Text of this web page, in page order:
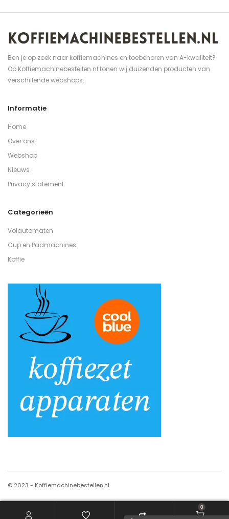
Ben je op zoek naar koffiemachines en toebehoren van A-kwaliteit?
Op Koffiemachinebestellen.nl tonen wij duizenden producten van
verschillende webshops.
Informatie
Home
Over ons
Webshop
Nieuws
Privacy statement
Categorieën
Volautomaten
Cup en Padmachines
Koffie
© 2023 - Koffiemachinebestellen.nl
0